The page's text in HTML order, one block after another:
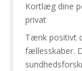
Kortlæg dine
privat
Tænk positivt
fællesskaber.